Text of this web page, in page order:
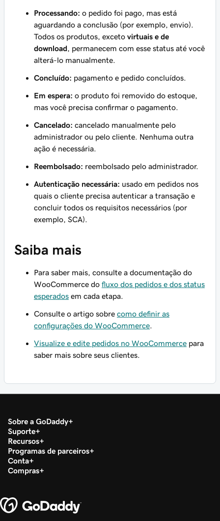
Processando: o pedido foi pago, mas está
aguardando a conclusão (por exemplo, envio).
Todos os produtos, exceto virtuais e de
download , permanecem com esse status até você
alterá-lo manualmente.
Concluído: pagamento e pedido concluídos.
Em espera: o produto foi removido do estoque,
mas você precisa confirmar o pagamento.
Cancelado: cancelado manualmente pelo
administrador ou pelo cliente. Nenhuma outra
ação é necessária.
Reembolsado: reembolsado pelo administrador.
Autenticação necessária: usado em pedidos nos
quais o cliente precisa autenticar a transação e
concluir todos os requisitos necessários (por
exemplo, SCA).
Saiba mais
Para saber mais, consulte a documentação do
WooCommerce do fluxo dos pedidos e dos status
esperados em cada etapa.
Consulte o artigo sobre como definir as
configurações do WooCommerce
Visualize e edite pedidos no WooCommerce para
saber mais sobre seus clientes.
Sobre a GoDaddy
Suporte
Recursos
Programas de parceiros
Conta
Compras